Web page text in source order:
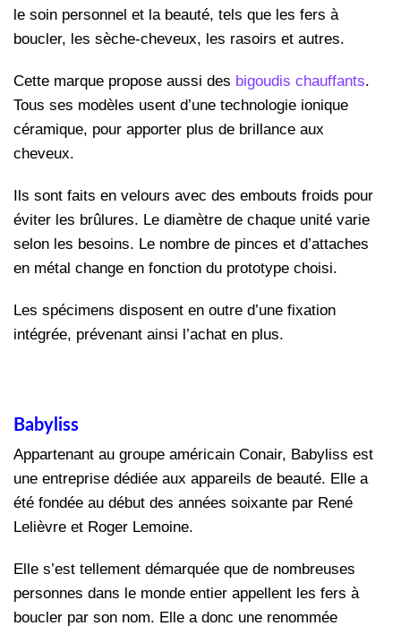
le soin personnel et la beauté, tels que les fers à
boucler, les sèche-cheveux, les rasoirs et autres.
Cette marque propose aussi des bigoudis chauffants.
Tous ses modèles usent d’une technologie ionique
céramique, pour apporter plus de brillance aux
cheveux.
Ils sont faits en velours avec des embouts froids pour
éviter les brûlures. Le diamètre de chaque unité varie
selon les besoins. Le nombre de pinces et d’attaches
en métal change en fonction du prototype choisi.
Les spécimens disposent en outre d’une fixation
intégrée, prévenant ainsi l’achat en plus.
Babyliss
Appartenant au groupe américain Conair, Babyliss est
une entreprise dédiée aux appareils de beauté. Elle a
été fondée au début des années soixante par René
Lelièvre et Roger Lemoine.
Elle s’est tellement démarquée que de nombreuses
personnes dans le monde entier appellent les fers à
boucler par son nom. Elle a donc une renommée